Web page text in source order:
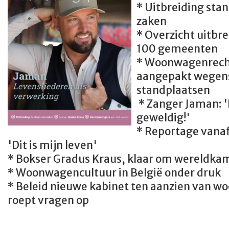
* Uitbreiding
zaken
* Overzicht
100 gemeenten
*
aangepakt
standplaatsen
* Zanger Jaman:
geweldig!'
* Reportage
'Dit is mijn leven'
* Bokser Gradus Kraus, klaar om
* Woonwagencultuur in België onder druk
* Beleid nieuwe kabinet ten aanzien van
roept vragen op